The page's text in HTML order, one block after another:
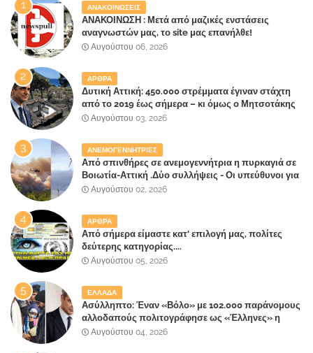
ΑΝΑΚΟΙΝΩΣΕΙΣ
ΑΝΑΚΟΙΝΩΣΗ : Μετά από μαζικές ενστάσεις
αναγνωστών μας, το site μας επανήλθε!
Αυγούστου 06, 2026
ΑΡΘΡΑ
Δυτική Αττική: 450.000 στρέμματα έγιναν στάχτη
από το 2019 έως σήμερα – κι όμως ο Μητσοτάκης
έλαβε 40% και 45% στις εκλογές του 2023,ενώ 50%
Αυγούστου 03, 2026
ΑΝΕΜΟΓΕΝΝΗΤΡΙΕΣ
Από σπινθήρες σε ανεμογεννήτρια η πυρκαγιά σε
Βοιωτία-Αττική .Δύο συλλήψεις - Οι υπεύθυνοι για
την λάθος διαχείριση της κατάσβεσης θα
Αυγούστου 02, 2026
ΑΡΘΡΑ
Από σήμερα είμαστε κατ' επιλογή μας, πολίτες
δεύτερης κατηγορίας....
Αυγούστου 05, 2026
ΕΛΛΑΔΑ
Ασύλληπτο: Έναν «Βόλο» με 102.000 παράνομους
αλλοδαπούς πολιτογράφησε ως «Έλληνες» η
κυβέρνηση!
Αυγούστου 04, 2026